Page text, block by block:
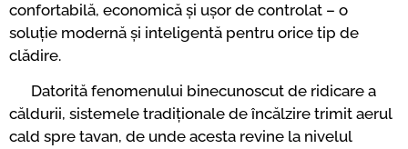
confortabilă, economică și ușor de controlat – o
soluție modernă și inteligentă pentru orice tip de
clădire.
Datorită fenomenului binecunoscut de ridicare a
căldurii, sistemele tradiționale de încălzire trimit aerul
cald spre tavan, de unde acesta revine la nivelul